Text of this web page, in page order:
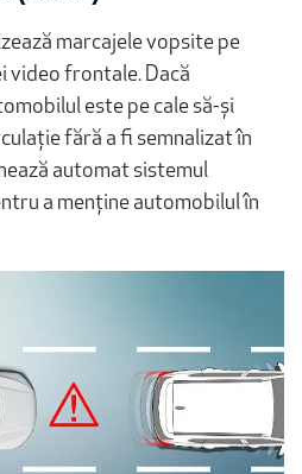
marcajele vopsite pe
video frontale. Dacă
este pe cale să-și
fără a fi semnalizat în
automat sistemul
a menține automobilul în